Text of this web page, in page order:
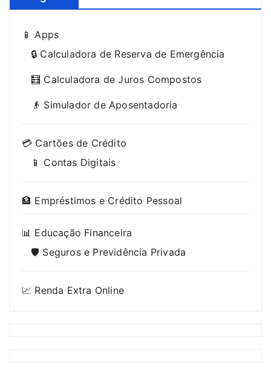
📱 Apps
🔒 Calculadora de Reserva de Emergência
🧮 Calculadora de Juros Compostos
👴 Simulador de Aposentadoria
💳 Cartões de Crédito
📱 Contas Digitais
🏦 Empréstimos e Crédito Pessoal
📊 Educação Financeira
🛡️ Seguros e Previdência Privada
📈 Renda Extra Online